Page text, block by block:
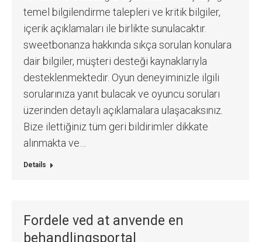
temel bilgilendirme talepleri ve kritik bilgiler,
içerik açıklamaları ile birlikte sunulacaktır.
sweetbonanza hakkında sıkça sorulan konulara
dair bilgiler, müşteri desteği kaynaklarıyla
desteklenmektedir. Oyun deneyiminizle ilgili
sorularınıza yanıt bulacak ve oyuncu soruları
üzerinden detaylı açıklamalara ulaşacaksınız.
Bize ilettiğiniz tüm geri bildirimler dikkate
alınmakta ve…
Details
Fordele ved at anvende en
behandlingsportal